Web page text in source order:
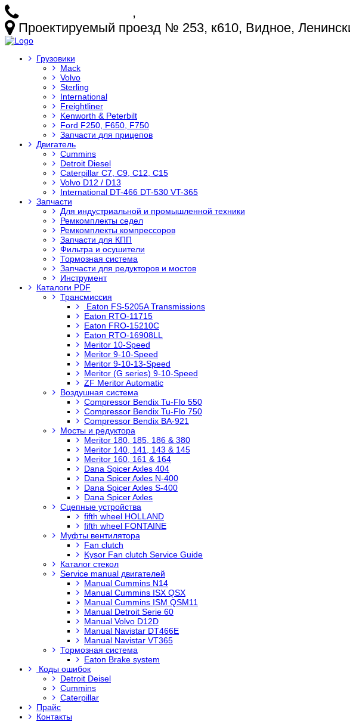
,
Проектируемый проезд № 253, к610, Видное,
Грузовики
Mack
Volvo
Sterling
International
Freightliner
Kenworth & Peterbilt
Ford F250, F650, F750
Запчасти для прицепов
Двигатель
Cummins
Detroit Diesel
Caterpillar C7, C9, C12, C15
Volvo D12 / D13
International DT-466 DT-530 VT-365
Запчасти
Для индустриальной и промышленной техники
Ремкомплекты седел
Ремкомплекты компрессоров
Запчасти для КПП
Фильтра и осушители
Тормозная система
Запчасти для редукторов и мостов
Инструмент
Каталоги PDF
Трансмиссия
Eaton FS-5205A Transmissions
Eaton RTO-11715
Eaton FRO-15210C
Eaton RTO-16908LL
Meritor 10-Speed
Meritor 9-10-Speed
Meritor 9-10-13-Speed
Meritor (G series) 9-10-Speed
ZF Meritor Automatic
Воздушная система
Compressor Bendix Tu-Flo 550
Compressor Bendix Tu-Flo 750
Compressor Bendix BA-921
Мосты и редуктора
Meritor 180, 185, 186 & 380
Meritor 140, 141, 143 & 145
Meritor 160, 161 & 164
Dana Spicer Axles 404
Dana Spicer Axles N-400
Dana Spicer Axles S-400
Dana Spicer Axles
Сцепные устройства
fifth wheel HOLLAND
fifth wheel FONTAINE
Муфты вентилятора
Fan clutch
Kysor Fan clutch Service Guide
Каталог стекол
Service manual двигателей
Manual Cummins N14
Manual Cummins ISX QSX
Manual Cummins ISM QSM11
Manual Detroit Serie 60
Manual Volvo D12D
Manual Navistar DT466E
Manual Navistar VT365
Тормозная система
Eaton Brake system
Коды ошибок
Detroit Deisel
Cummins
Caterpillar
Прайс
Контакты